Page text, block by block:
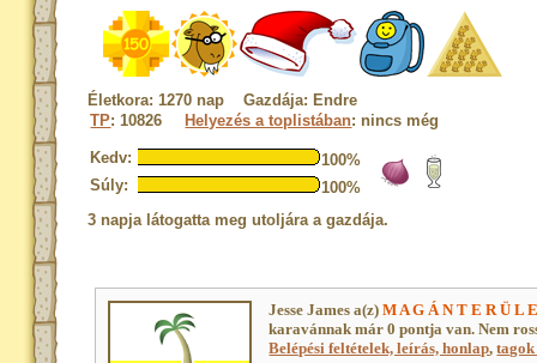
Életkora: 1270 nap Gazdája: Endre
TP: 10826 Helyezés a toplistában: nincs még
Kedv:
100%
Súly:
100%
3 napja látogatta meg utoljára a gazdája.
Jesse James a(z)M A G Á N T E R Ü L
karavánnak már 0 pontja van. Nem
Belépési feltételek, leírás, honlap,